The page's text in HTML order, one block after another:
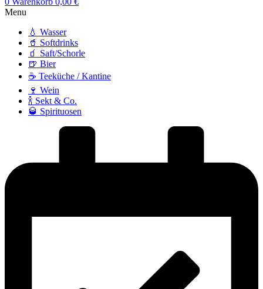
Menu
💧 Wasser
🥤 Softdrinks
🧃 Saft/Schorle
🍺 Bier
☕ Teeküche / Kantine
🍷 Wein
🍾 Sekt & Co.
🥃 Spirituosen